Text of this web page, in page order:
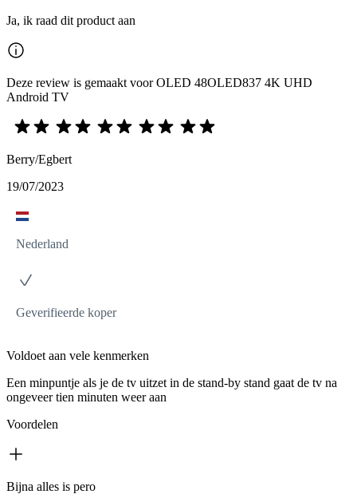
Ja, ik raad dit product aan
Deze review is gemaakt voor OLED 48OLED837 4K UHD
Android TV
Berry/Egbert
19/07/2023
Nederland
Geverifieerde koper
Voldoet aan vele kenmerken
Een minpuntje als je de tv uitzet in de stand-by stand gaat de tv na
ongeveer tien minuten weer aan
Voordelen
Bijna alles is pero